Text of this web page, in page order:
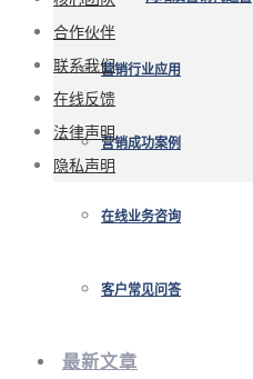
营销行业应用
营销成功案例
在线业务咨询
客户常见问答
最新文章
合作伙伴
联系我们
在线反馈
法律声明
隐私声明